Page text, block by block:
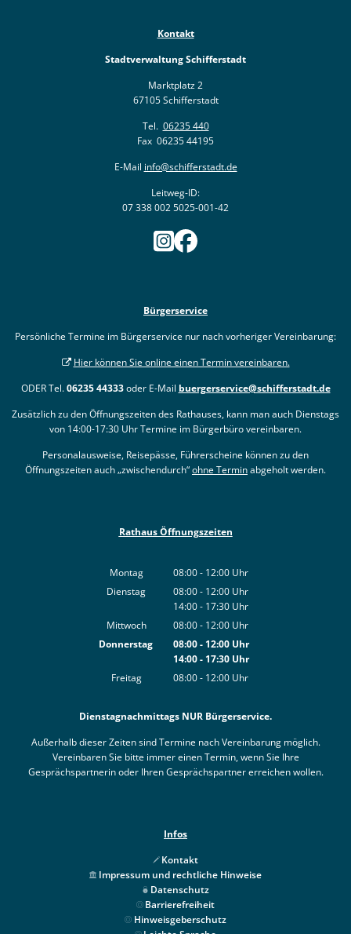
Kontakt
Stadtverwaltung Schifferstadt
Marktplatz 2
67105 Schifferstadt
Tel. 06235 440
Fax 06235 44195
E-Mail info@schifferstadt.de
Leitweg-ID:
07 338 002 5025-001-42
Bürgerservice
Persönliche Termine im Bürgerservice nur nach vorheriger Vereinbarung:
Hier können Sie online einen Termin vereinbaren.
ODER Tel.06235 44333oder E-Mail buergerservice@schifferstadt.de
Zusätzlich zu den Öffnungszeiten des Rathauses, kann man auch Dienstags
von 14:00-17:30 Uhr Termine im Bürgerbüro vereinbaren.
Personalausweise, Reisepässe, Führerscheine können zu den
Öffnungszeiten auch „zwischendurch“ohne Terminabgeholt werden.
Rathaus Öffnungszeiten
Montag 08:00- 12:00 Uhr
Von 08:00 bis 12:00 Uhr
Dienstag 08:00- 12:00 Uhr
Von 08:00 bis 12:00 Uhr
14:00- 17:30 Uhr
Von 14:00 bis 17:30 Uhr
Mittwoch 08:00- 12:00 Uhr
Von 08:00 bis 12:00 Uhr
Donnerstag 08:00- 12:00Uhr
Von 08:00 bis 12:00 Uhr
14:00- 17:30Uhr
Von 14:00 bis 17:30 Uhr
Freitag 08:00- 12:00 Uhr
Dienstagnachmittags NUR Bürgerservice.
Außerhalb dieser Zeiten sind Termine nach Vereinbarung möglich.
Vereinbaren Sie bitte immer einen Termin, wenn Sie Ihre
Gesprächspartnerin oder Ihren Gesprächspartner erreichen wollen.
Infos
Kontakt
Impressum und rechtliche Hinweise
Datenschutz
Barrierefreiheit
Hinweisgeberschutz